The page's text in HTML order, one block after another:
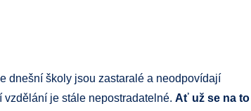
dnešní školy jsou zastaralé a neodpovídají
je stále nepostradatelné. Ať už se na to